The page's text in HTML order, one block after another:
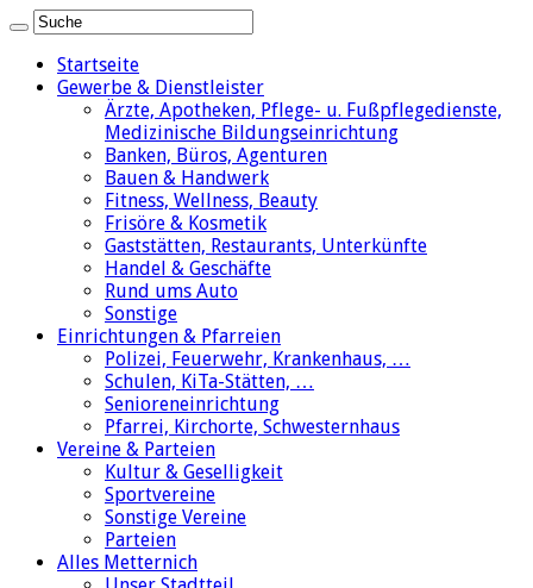
Startseite
Gewerbe & Dienstleister
Ärzte, Apotheken, Pflege- u. Fußpflegedienste,
Medizinische Bildungseinrichtung
Banken, Büros, Agenturen
Bauen & Handwerk
Fitness, Wellness, Beauty
Frisöre & Kosmetik
Gaststätten, Restaurants, Unterkünfte
Handel & Geschäfte
Rund ums Auto
Sonstige
Einrichtungen & Pfarreien
Polizei, Feuerwehr, Krankenhaus, …
Schulen, KiTa-Stätten, …
Senioreneinrichtung
Pfarrei, Kirchorte, Schwesternhaus
Vereine & Parteien
Kultur & Geselligkeit
Sportvereine
Sonstige Vereine
Parteien
Alles Metternich